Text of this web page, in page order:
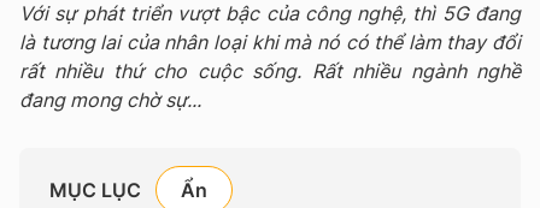
Với sự phát triển vượt bậc của công nghệ, thì 5G đang
là tương lai của nhân loại khi mà nó có thể làm thay đổi
rất nhiều thứ cho cuộc sống. Rất nhiều ngành nghề
đang mong chờ sự...
MỤC LỤC